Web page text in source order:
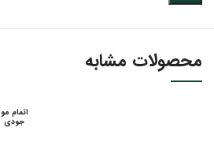
محصولات مشابه
اتمام مو
جودی